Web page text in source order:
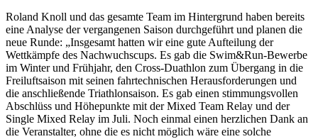
Roland Knoll und das gesamte Team im Hintergrund haben bereits
eine Analyse der vergangenen Saison durchgeführt und planen die
neue Runde: „Insgesamt hatten wir eine gute Aufteilung der
Wettkämpfe des Nachwuchscups. Es gab die Swim&Run-Bewerbe
im Winter und Frühjahr, den Cross-Duathlon zum Übergang in die
Freiluftsaison mit seinen fahrtechnischen Herausforderungen und
die anschließende Triathlonsaison. Es gab einen stimmungsvollen
Abschlüss und Höhepunkte mit der Mixed Team Relay und der
Single Mixed Relay im Juli. Noch einmal einen herzlichen Dank an
die Veranstalter, ohne die es nicht möglich wäre eine solche